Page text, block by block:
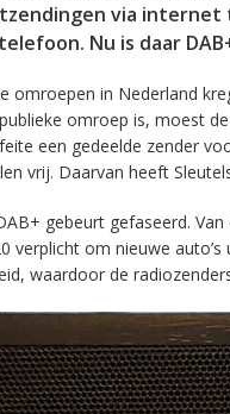
via internet
Nu is daar
omroepen in Nederland
omroep is, moest
een gedeelde zender
vrij. Daarvan heeft
gebeurt gefaseerd.
verplicht om nieuwe
waardoor de